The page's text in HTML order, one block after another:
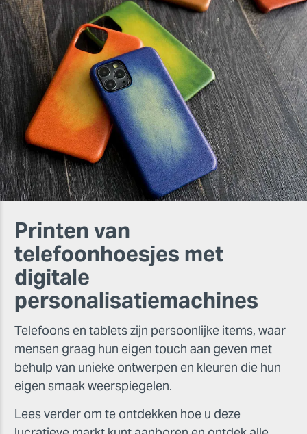
Printen van
telefoonhoesjes met
digitale
personalisatiemachines
Telefoons en tablets zijn persoonlijke items, waar
mensen graag hun eigen touch aan geven met
behulp van unieke ontwerpen en kleuren die hun
eigen smaak weerspiegelen.
Lees verder om te ontdekken hoe u deze